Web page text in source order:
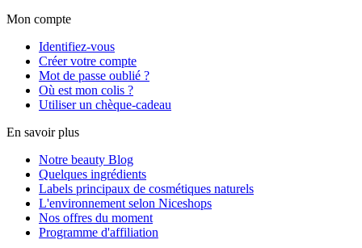
Mon compte
Identifiez-vous
Créer votre compte
Mot de passe oublié ?
Où est mon colis ?
Utiliser un chèque-cadeau
En savoir plus
Notre beauty Blog
Quelques ingrédients
Labels principaux de cosmétiques naturels
L'environnement selon Niceshops
Nos offres du moment
Programme d'affiliation